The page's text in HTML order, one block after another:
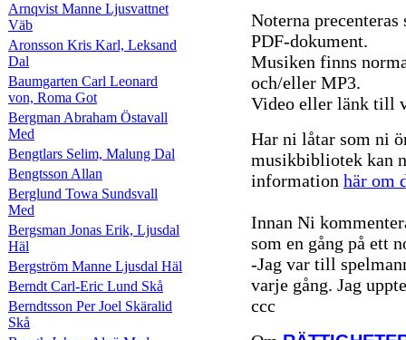
Arnqvist Manne Ljusvattnet
Väb
Aronsson Kris Karl, Leksand
Dal
Baumgarten Carl Leonard
von, Roma Got
Bergman Abraham Östavall
Med
Bengtlars Selim, Malung Dal
Bengtsson Allan
Berglund Towa Sundsvall
Med
Bergsman Jonas Erik, Ljusdal
Häl
Bergström Manne Ljusdal Häl
Berndt Carl-Eric Lund Skå
Berndtsson Per Joel Skäralid
Skå
Noterna
PDF-dokument.
Musiken finns
och/eller MP3.
Video eller länk till
Har ni låtar som ni
musikbibliotek kan
information här om
Innan Ni
som en gång på ett
-Jag var till
varje gång. Jag
ccc